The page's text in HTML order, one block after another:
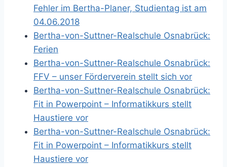
Fehler im Bertha-Planer, Studientag ist am
04.06.2018
Bertha-von-Suttner-Realschule Osnabrück:
Ferien
Bertha-von-Suttner-Realschule Osnabrück:
FFV – unser Förderverein stellt sich vor
Bertha-von-Suttner-Realschule Osnabrück:
Fit in Powerpoint – Informatikkurs stellt
Haustiere vor
Bertha-von-Suttner-Realschule Osnabrück:
Fit in Powerpoint – Informatikkurs stellt
Haustiere vor